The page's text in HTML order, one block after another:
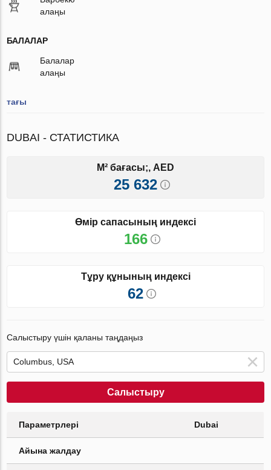
алаңы
БАЛАЛАР
Балалар
алаңы
тағы
DUBAI - СТАТИСТИКА
M² бағасы;, AED
25 632
Өмір сапасының индексі
166
Тұру құнының индексі
62
Салыстыру үшін қаланы таңдаңыз
Салыстыру
Параметрлері Dubai
Айына жалдау